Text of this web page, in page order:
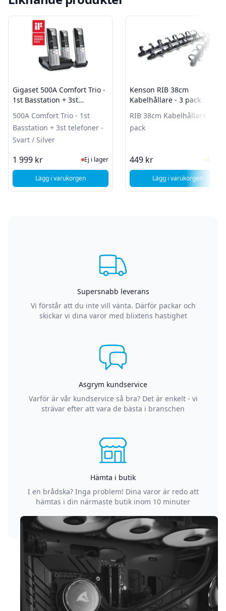
Gigaset 500A Comfort Trio -
1st Basstation + 3st
500A Comfort Trio - 1st
Basstation + 3st telefoner -
Svart / Silver
1 999 kr Ej i lager, besök produktsidan för
Ej i lager
Lägg i varukorgen, Gigaset 500A Comfort Trio - 1st Basstation + 3st
Kenson RIB 38cm
Kabelhållare - 3 pack
RIB 38cm Kabelhållare - 3
pack
449 kr I
Lägg i varukorgen
, Kenson RIB
Supersnabb leverans
Vi förstår att du inte vill vänta. Därför packar och
skickar vi dina varor med blixtens hastighet
Asgrym kundservice
Varför är vår kundservice så bra? Det är enkelt - vi
strävar efter att vara de bästa i branschen
Hämta i butik
I en brådska? Inga problem! Dina varor är redo att
hämtas i din närmaste butik inom 10 minuter